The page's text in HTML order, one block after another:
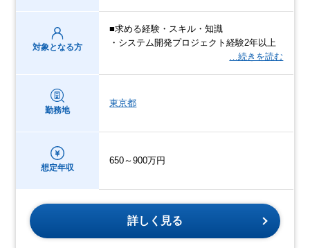
対象となる方
■求める経験・スキル・知識
・システム開発プロジェクト経験2年以上
…続きを読む
勤務地
東京都
想定年収
650～900万円
詳しく見る